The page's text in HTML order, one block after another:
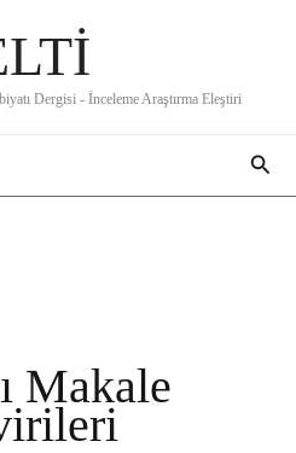
Dergisi - İnceleme Araştırma Eleştiri
Makale